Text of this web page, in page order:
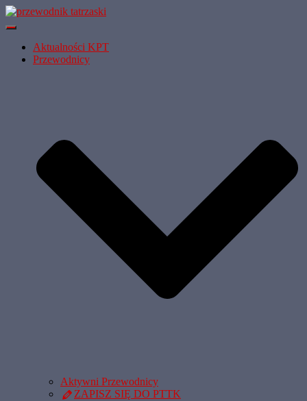
Przełącz Nawigację
Aktualności KPT
Przewodnicy
Aktywni Przewodnicy
ZAPISZ SIĘ DO PTTK